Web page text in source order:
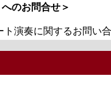
のお問合せ＞
奏に関するお問い合